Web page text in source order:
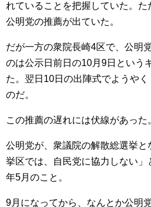
れていることを把握していた。た
公明党の推薦が出ていた。
だが一方の衆院長崎4区で、公明
のは公示日前日の10月9日という
た。翌日10日の出陣式でようや
のだ。
この推薦の遅れには伏線があった
公明党が、衆議院の解散総選挙
挙区では、自民党に協力しない
年5月のこと。
9月になってから、なんとか公明